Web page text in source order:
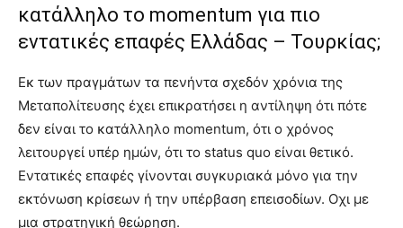
κατάλληλο το momentum για πιο
εντατικές επαφές Ελλάδας – Τουρκίας;
Εκ των πραγμάτων τα πενήντα σχεδόν χρόνια της
Μεταπολίτευσης έχει επικρατήσει η αντίληψη ότι πότε
δεν είναι το κατάλληλο momentum, ότι ο χρόνος
λειτουργεί υπέρ ημών, ότι το status quo είναι θετικό.
Εντατικές επαφές γίνονται συγκυριακά μόνο για την
εκτόνωση κρίσεων ή την υπέρβαση επεισοδίων. Οχι με
μια στρατηγική θεώρηση.